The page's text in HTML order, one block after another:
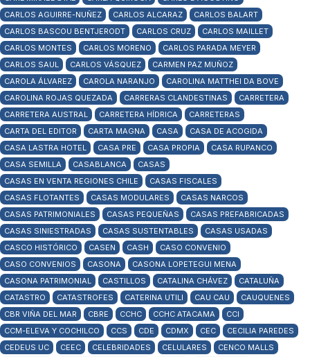
CARLOS AGUIRRE-NUÑEZ
CARLOS ALCARAZ
CARLOS BALART
CARLOS BASCOU BENTJERODT
CARLOS CRUZ
CARLOS MAILLET
CARLOS MONTES
CARLOS MORENO
CARLOS PARADA MEYER
CARLOS SAUL
CARLOS VÁSQUEZ
CARMEN PAZ MUÑOZ
CAROLA ÁLVAREZ
CAROLA NARANJO
CAROLINA MATTHEI DA BOVE
CAROLINA ROJAS QUEZADA
CARRERAS CLANDESTINAS
CARRETERA
CARRETERA AUSTRAL
CARRETERA HÍDRICA
CARRETERAS
CARTA DEL EDITOR
CARTA MAGNA CASA
CASA DE ACOGIDA
CASA LASTRA HOTEL
CASA PRE CASA PROPIA
CASA RUPANCO
CASA SEMILLA
CASABLANCA
CASAS
CASAS EN VENTA REGIONES CHILE
CASAS FISCALES
CASAS FLOTANTES
CASAS MODULARES
CASAS NARCOS
CASAS PATRIMONIALES
CASAS PEQUEÑAS
CASAS PREFABRICADAS
CASAS SINIESTRADAS
CASAS SUSTENTABLES
CASAS USADAS
CASCO HISTÓRICO
CASEN CASH
CASO CONVENIO
CASO CONVENIOS
CASONA
CASONA LOPETEGUI MENA
CASONA PATRIMONIAL
CASTILLOS CATALINA CHÁVEZ
CATALUÑA
CATASTRO
CATASTROFES CATERINA UTILI CAU CAU
CAUQUENES
CBR VIÑA DEL MAR
CBRE CCHC CCHC ATACAMA
CCI
CCM-ELEVA Y COCHILCO
CCS CDE CDMX CEC
CECILIA PAREDES
CEDEUS UC
CEEC CELEBRIDADES CELULARES
CENCO MALLS